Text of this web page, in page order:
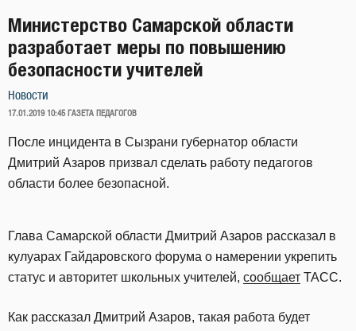
Министерство Самарской области
разработает меры по повышению
безопасности учителей
Новости
ОПУБЛИКОВАНО
17.01.2019 10:45 ГАЗЕТА ПЕДАГОГОВ
После инцидента в Сызрани губернатор области
Дмитрий Азаров призвал сделать работу педагогов
области более безопасной.
Глава Самарской области Дмитрий Азаров рассказал в
кулуарах Гайдаровского форума о намерении укрепить
статус и авторитет школьных учителей, сообщает ТАСС.
Как рассказал Дмитрий Азаров, такая работа будет